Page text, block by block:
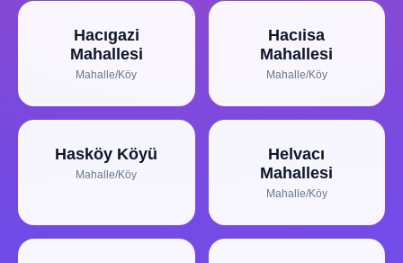
Hacıgazi
Mahallesi
Mahalle/Köy
Hacıisa
Mahallesi
Mahalle/Köy
Hasköy Köyü
Mahalle/Köy
Helvacı
Mahallesi
Mahalle/Köy